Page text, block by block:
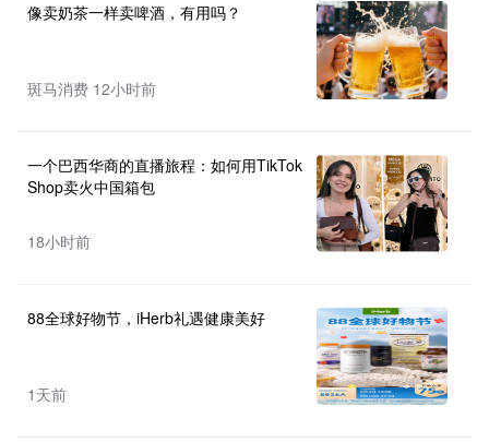
像卖奶茶一样卖啤酒，有用吗？
斑马消费 12小时前
一个巴西华商的直播旅程：如何用TikTok
Shop卖火中国箱包
18小时前
88全球好物节，iHerb礼遇健康美好
1天前